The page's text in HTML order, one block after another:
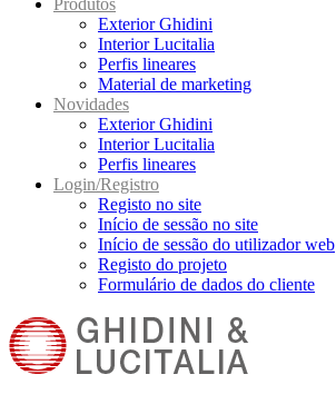
Produtos
Exterior Ghidini
Interior Lucitalia
Perfis lineares
Material de marketing
Novidades
Exterior Ghidini
Interior Lucitalia
Perfis lineares
Login/Registro
Registo no site
Início de sessão no site
Início de sessão do utilizador web
Registo do projeto
Formulário de dados do cliente